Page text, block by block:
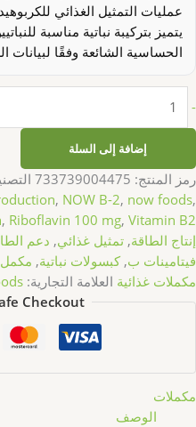
عمليات التمثيل الغذائي
يتميز بتركيبة نباتية مناسبة
الحساسية الشائعة وفقًا لبيانات
-
إضافة إلى السلة
رمز المنتج: 733739004475
, NOW B-2, now foods,
, Riboflavin 100 mg, Vitamin B2
إنتاج الطاقة, تمثيل غذائي, دعم
فيتامينات ب,كبسولات نباتية,
مكملات غذائية العلامة التجارية:
Checkout
مكملات
الوصف